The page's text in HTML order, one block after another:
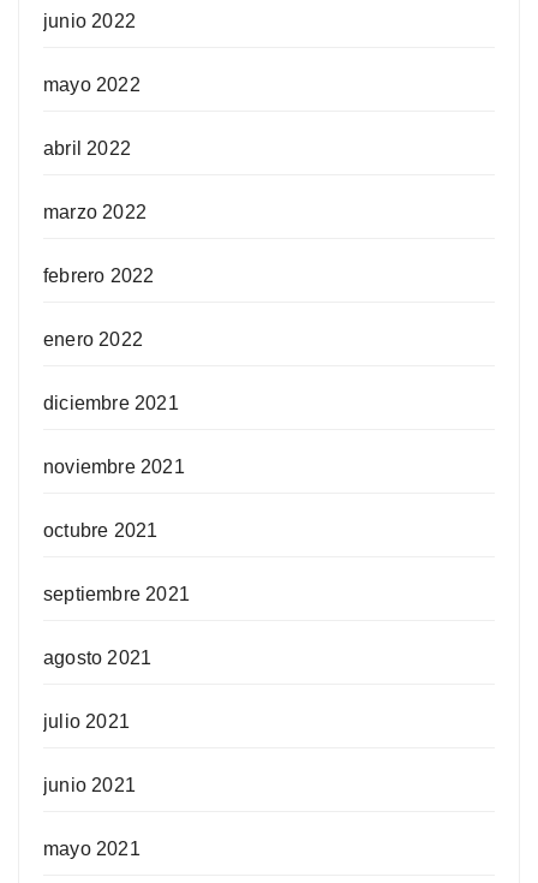
junio 2022
mayo 2022
abril 2022
marzo 2022
febrero 2022
enero 2022
diciembre 2021
noviembre 2021
octubre 2021
septiembre 2021
agosto 2021
julio 2021
junio 2021
mayo 2021